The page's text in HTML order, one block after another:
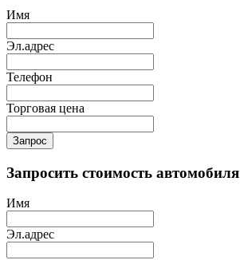
Имя
Эл.адрес
Телефон
Торговая цена
Запрос
Запросить стоимость автомобиля
Имя
Эл.адрес